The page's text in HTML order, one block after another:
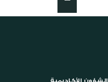
الشؤون الأكاديمية